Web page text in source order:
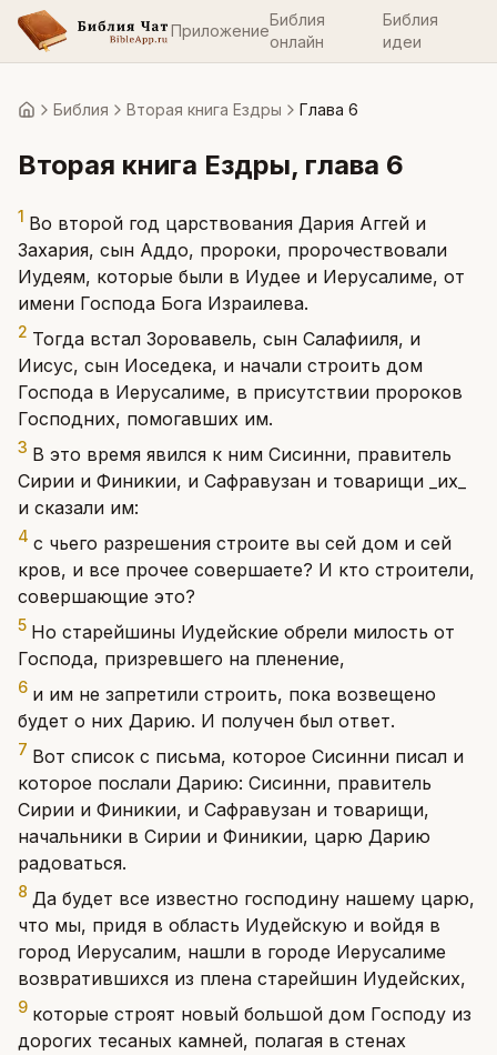
Приложение
Библия
онлайн
Библия
идеи
ГлавнаяБиблия Вторая книга Ездры Глава 6
Вторая книга Ездры, глава 6
1 Во второй год царствования Дария Аггей и
Захария, сын Аддо, пророки, пророчествовали
Иудеям, которые были в Иудее и Иерусалиме, от
имени Господа Бога Израилева.
2 Тогда встал Зоровавель, сын Салафииля, и
Иисус, сын Иоседека, и начали строить дом
Господа в Иерусалиме, в присутствии пророков
Господних, помогавших им.
3 В это время явился к ним Сисинни, правитель
Сирии и Финикии, и Сафравузан и товарищи _их_
и сказали им:
4 с чьего разрешения строите вы сей дом и сей
кров, и все прочее совершаете? И кто строители,
совершающие это?
5 Но старейшины Иудейские обрели милость от
Господа, призревшего на пленение,
6 и им не запретили строить, пока возвещено
будет о них Дарию. И получен был ответ.
7 Вот список с письма, которое Сисинни писал и
которое послали Дарию: Сисинни, правитель
Сирии и Финикии, и Сафравузан и товарищи,
начальники в Сирии и Финикии, царю Дарию
радоваться.
8 Да будет все известно господину нашему царю,
что мы, придя в область Иудейскую и войдя в
город Иерусалим, нашли в городе Иерусалиме
возвратившихся из плена старейшин Иудейских,
9 которые строят новый большой дом Господу из
дорогих тесаных камней, полагая в стенах